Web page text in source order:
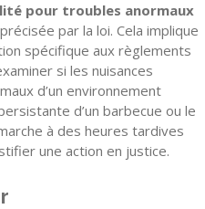
pour troubles anormaux
par la loi. Cela implique
spécifique aux règlements
si les nuisances
d’un environnement
d’un barbecue ou le
à des heures tardives
une action en justice.